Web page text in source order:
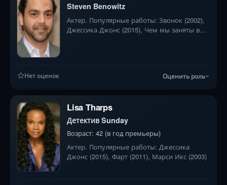
Steven Benowitz
Актер. Популярные работы: Звонок (2002),
Джессика Джонс (2015), Чем мы заняты в
Нет оценок Оценить роль
Lisa Tharps
Детектив Sunday
Возраст: 42 (в год премьеры)
Актер. Популярные работы: Джессика
Джонс (2015), Фарт (2011), Марси Икс (2003)